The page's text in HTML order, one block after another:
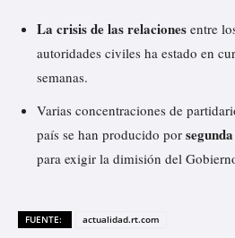
La crisis de las relaciones entre
autoridades civiles ha estado en
semanas.
Varias concentraciones de
país se han producido por
para exigir la dimisión del
FUENTE: actualidad.rt.com